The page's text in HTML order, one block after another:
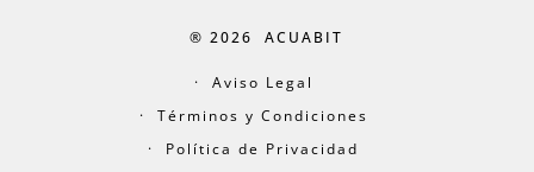
® 2026ACUABIT
Aviso Legal
Términos y Condiciones
Política de Privacidad